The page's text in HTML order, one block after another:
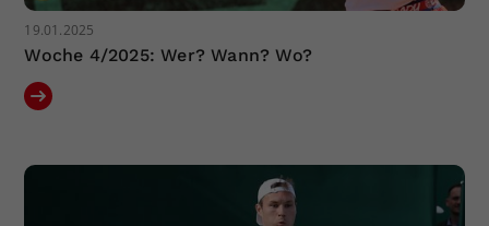
19.01.2025
Woche 4/2025: Wer? Wann? Wo?